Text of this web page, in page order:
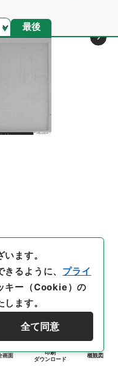
最後
画面
印刷
ダウンロード
概観図
ます。
るように、 プライ
キー（Cookie）の
ます。
全て同意